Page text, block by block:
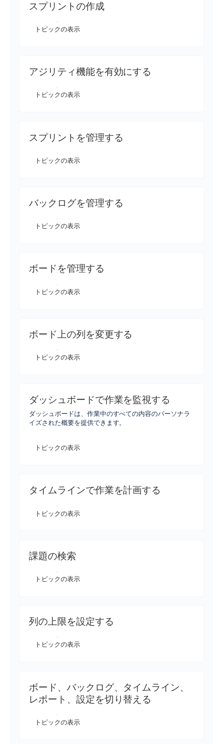
スプリントの作成
トピックの表示
アジリティ機能を有効にする
トピックの表示
スプリントを管理する
トピックの表示
バックログを管理する
トピックの表示
ボードを管理する
トピックの表示
ボード上の列を変更する
トピックの表示
ダッシュボードで作業を監視する
ダッシュボードは、作業中のすべての内容のパーソナラ
イズされた概要を提供できます。
トピックの表示
タイムラインで作業を計画する
トピックの表示
課題の検索
トピックの表示
列の上限を設定する
トピックの表示
ボード、バックログ、タイムライン、
レポート、設定を切り替える
トピックの表示